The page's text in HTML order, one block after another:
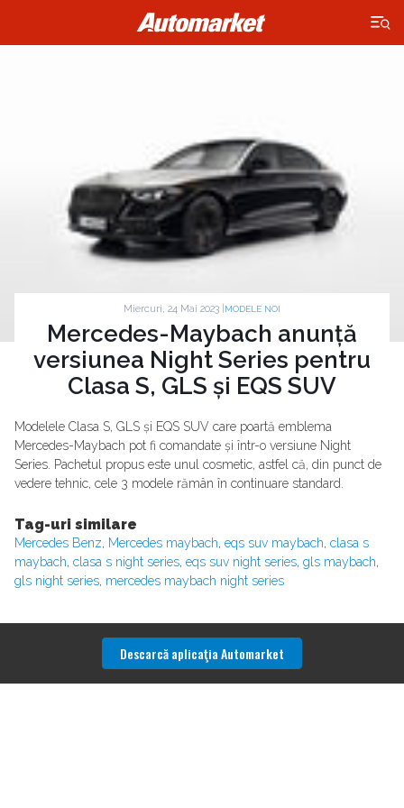
×
Miercuri, 24 Mai 2023 | MODELE NOI
Mercedes-Maybach anunță
versiunea Night Series pentru
Clasa S, GLS și EQS SUV
Modelele Clasa S, GLS și EQS SUV care poartă emblema
Mercedes-Maybach pot fi comandate și într-o versiune Night
Series. Pachetul propus este unul cosmetic, astfel că, din punct de
vedere tehnic, cele 3 modele rămân în continuare standard.
Tag-uri similare
Mercedes Benz, Mercedes maybach, eqs suv maybach, clasa s
maybach, clasa s night series, eqs suv night series, gls maybach,
gls night series, mercedes maybach night series
Descarcă aplicaţia Automarket